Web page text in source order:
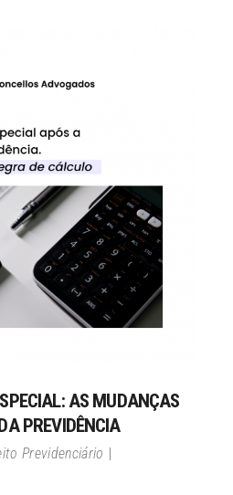
AS MUDANÇAS
PREVIDÊNCIA
Previdenciário